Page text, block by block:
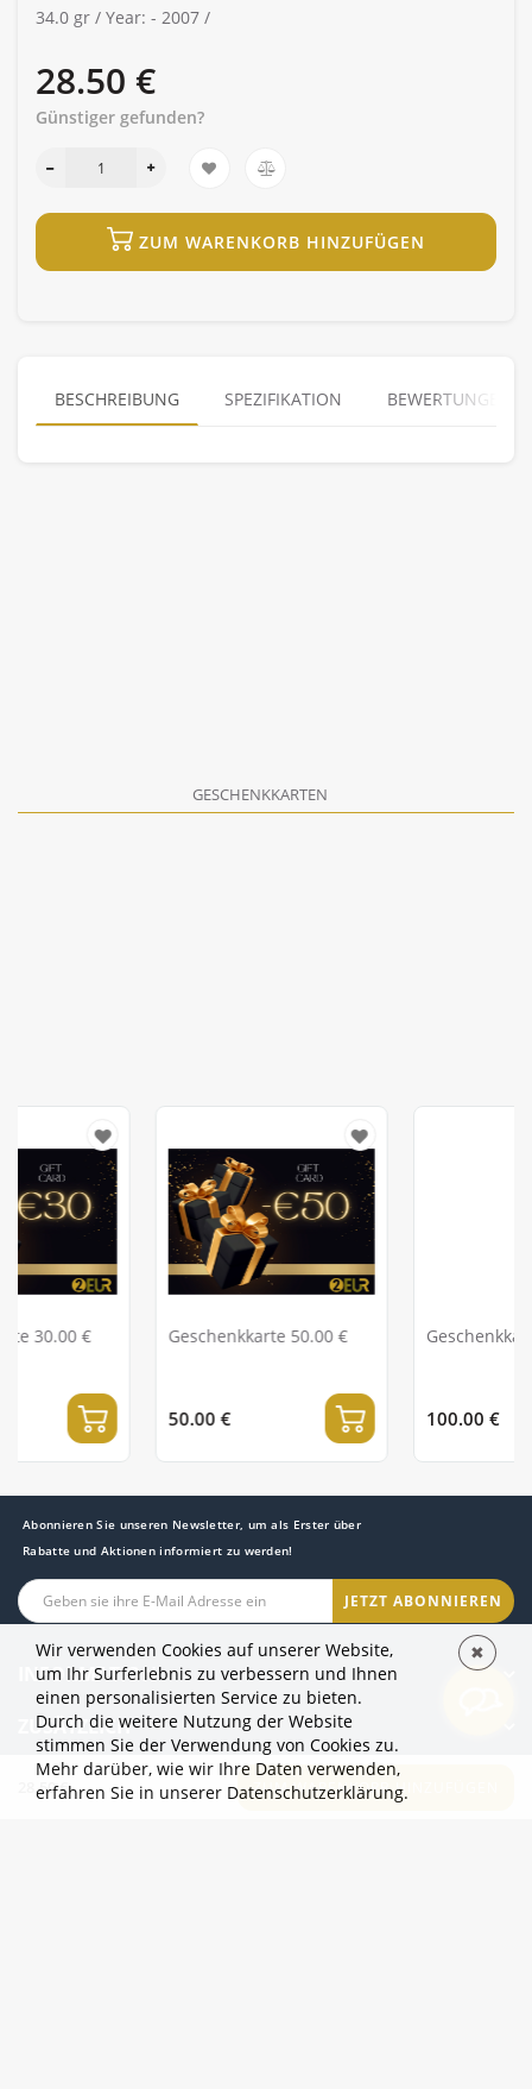
28.50 € ZUM WARENKORB HINZUFÜGEN
34.0 gr / Year: - 2007 /
28.50 €
Günstiger gefunden?
ZUM WARENKORB HINZUFÜGEN
BESCHREIBUNG SPEZIFIKATION BEWERTUNGEN
GESCHENKKARTEN
Geschenkkarte 50.00 €
50.00 €
Geschenkkarte 100.00 €
100.00 €
Abonnieren Sie unseren Newsletter, um als Erster über
Rabatte und Aktionen informiert zu werden!
JETZT ABONNIEREN
INFORMATION
ZUSÄTZLICH
KATEGORIEN
Wir verwenden Cookies auf unserer Website,
um Ihr Surferlebnis zu verbessern und Ihnen
einen personalisierten Service zu bieten.
Durch die weitere Nutzung der Website
stimmen Sie der Verwendung von Cookies zu.
Mehr darüber, wie wir Ihre Daten verwenden,
erfahren Sie in unserer Datenschutzerklärung.
✖